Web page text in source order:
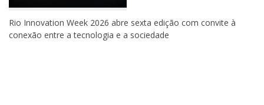
Rio Innovation Week 2026 abre sexta edição com convite à
conexão entre a tecnologia e a sociedade